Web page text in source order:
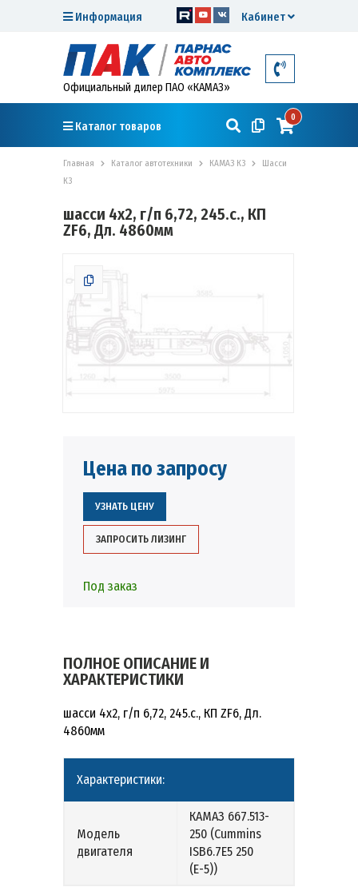
Кабинет
Информация
Официальный дилер ПАО «КАМАЗ»
Каталог товаров
0
Главная Каталог автотехники КАМАЗ К3
Шасси
К3
шасси 4х2, г/п 6,72, 245.с., КП
ZF6, Дл. 4860мм
Цена по запросу
УЗНАТЬ ЦЕНУ
ЗАПРОСИТЬ ЛИЗИНГ
Под заказ
ПОЛНОЕ ОПИСАНИЕ И
ХАРАКТЕРИСТИКИ
шасси 4х2, г/п 6,72, 245.с., КП ZF6, Дл.
4860мм
Характеристики:
Модель
двигателя
КАМАЗ 667.513-
250 (Сummins
ISB6.7E5 250
(Е-5))